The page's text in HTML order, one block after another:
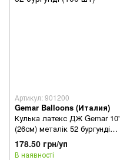
Артикул: 901200
Gemar Balloons (Италия)
Кулька латекс ДЖ Gemar 10'
(26см) металік 52 бургунді
(100 шт)
178.50 грн/уп
В наявності